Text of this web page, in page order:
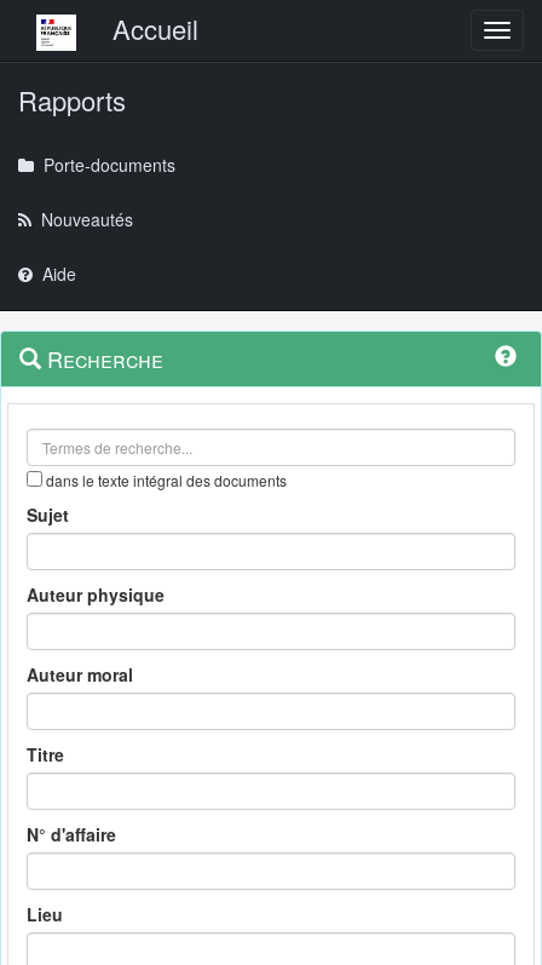
Menu principalAccueil
Rapports
Porte-documents
Nouveautés
Aide
Navigation
outils
Menu
contextuel
Recherche
dans le texte intégral des documents
Sujet
Auteur physique
Auteur moral
Titre
N° d'affaire
Lieu